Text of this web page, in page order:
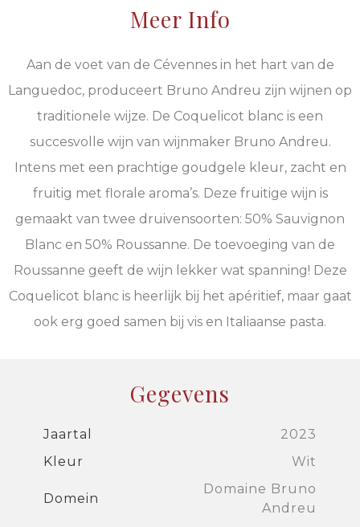
Meer Info
Aan de voet van de Cévennes in het hart van de
Languedoc, produceert Bruno Andreu zijn wijnen op
traditionele wijze. De Coquelicot blanc is een
succesvolle wijn van wijnmaker Bruno Andreu.
Intens met een prachtige goudgele kleur, zacht en
fruitig met florale aroma’s. Deze fruitige wijn is
gemaakt van twee druivensoorten: 50% Sauvignon
Blanc en 50% Roussanne. De toevoeging van de
Roussanne geeft de wijn lekker wat spanning! Deze
Coquelicot blanc is heerlijk bij het apéritief, maar gaat
ook erg goed samen bij vis en Italiaanse pasta.
Gegevens
Jaartal
2023
Kleur
Wit
Domein
Domaine Bruno
Andreu